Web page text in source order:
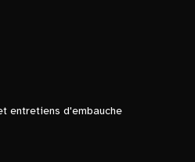
entretiens d'embauche